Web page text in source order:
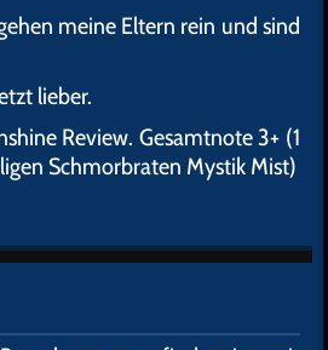
meine Eltern rein und sind
lieber.
Review. Gesamtnote 3+ (1
Schmorbraten Mystik Mist)